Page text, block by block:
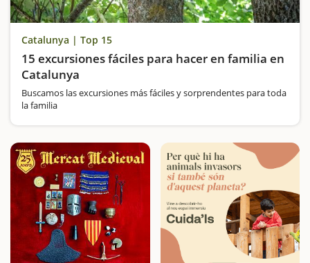
Catalunya | Top 15
15 excursiones fáciles para hacer en familia en
Catalunya
Buscamos las excursiones más fáciles y sorprendentes para toda
la familia